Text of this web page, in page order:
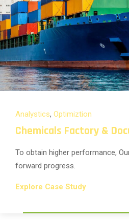
Analystics, Optimiztion
Chemicals Factory &
To obtain higher performance,
forward progress.
Explore Case Study